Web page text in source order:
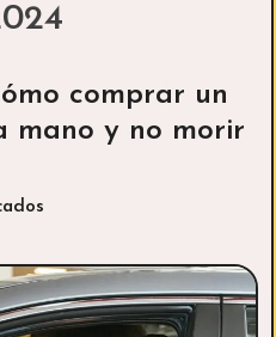
comprar un
mano y no morir